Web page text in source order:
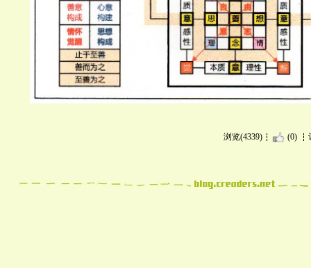
浏览(4339) (0)